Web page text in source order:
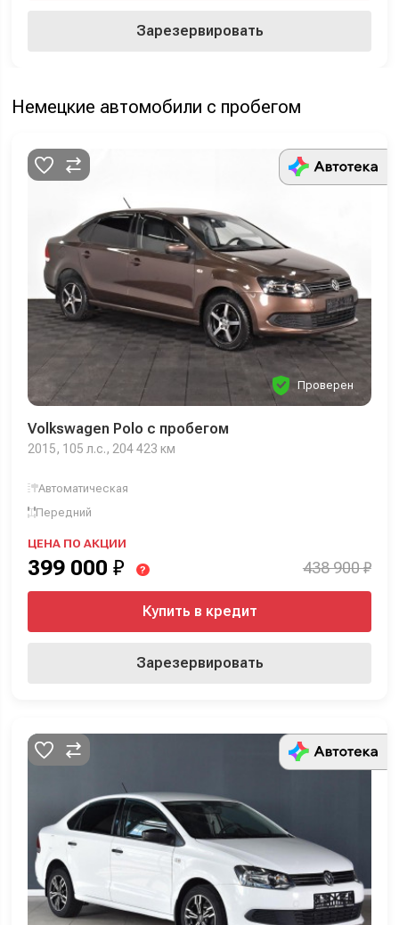
Зарезервировать
Немецкие автомобили с пробегом
Проверен
Volkswagen Polo с пробегом
2015, 105 л.с., 204 423 км
Автоматическая
Передний
ЦЕНА ПО АКЦИИ
399 000 ₽ ? 438 900 ₽
Купить в кредит
Зарезервировать